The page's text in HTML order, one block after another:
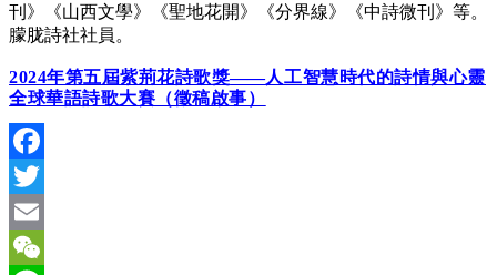
刊》《山西文學》《聖地花開》《分界線》《中詩微刊》等。
朦胧詩社社員。
2024年第五屆紫荊花詩歌獎——人工智慧時代的詩情與心靈
全球華語詩歌大賽（徵稿啟事）
Facebook
Twitter
Email